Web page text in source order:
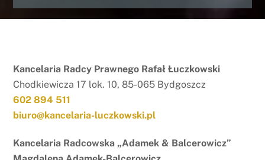
Kancelaria Radcy Prawnego Rafał Łuczkowski
Chodkiewicza 17 lok. 10, 85-065 Bydgoszcz
602 894 511
biuro@kancelaria-luczkowski.pl
Kancelaria Radcowska „Adamek & Balcerowicz”